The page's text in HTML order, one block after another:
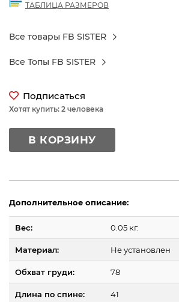
ТАБЛИЦА РАЗМЕРОВ
Все товары FB SISTER
Все Топы FB SISTER
Подписаться
Хотят купить: 2 человека
В КОРЗИНУ
Дополнительное описание:
Вес: 0.05 кг.
Материал: Не установлен
Обхват груди: 78
Длина по спине: 41